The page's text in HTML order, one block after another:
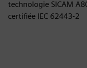
technologie SICAM
certifiée IEC 62443‑2